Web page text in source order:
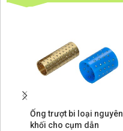
Ống trượt bi loại nguyên
khối cho cụm dẫn